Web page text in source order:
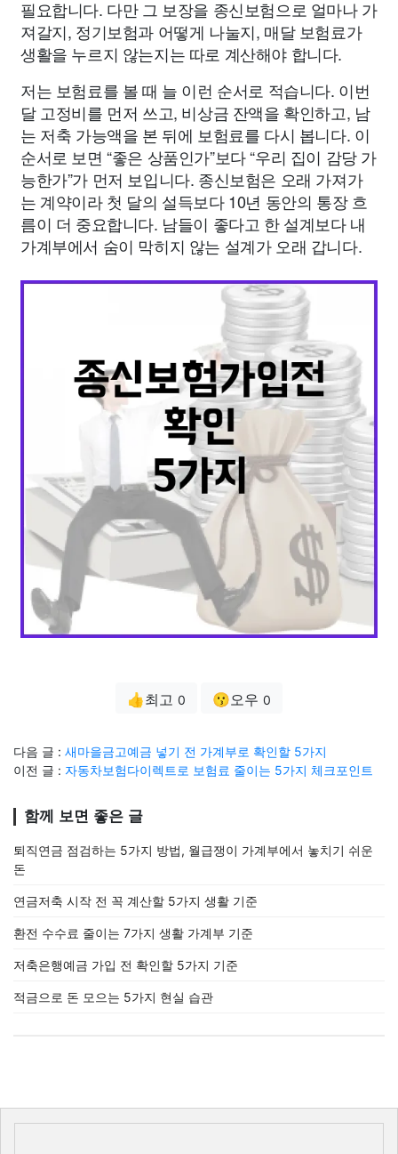
필요합니다. 다만 그 보장을 종신보험으로 얼마나 가
져갈지, 정기보험과 어떻게 나눌지, 매달 보험료가
생활을 누르지 않는지는 따로 계산해야 합니다.
저는 보험료를 볼 때 늘 이런 순서로 적습니다. 이번
달 고정비를 먼저 쓰고, 비상금 잔액을 확인하고, 남
는 저축 가능액을 본 뒤에 보험료를 다시 봅니다. 이
순서로 보면 “좋은 상품인가”보다 “우리 집이 감당 가
능한가”가 먼저 보입니다. 종신보험은 오래 가져가
는 계약이라 첫 달의 설득보다 10년 동안의 통장 흐
름이 더 중요합니다. 남들이 좋다고 한 설계보다 내
가계부에서 숨이 막히지 않는 설계가 오래 갑니다.
👍최고 0 😗오우 0
다음 글 : 새마을금고예금 넣기 전 가계부로 확인할 5가지
이전 글 : 자동차보험다이렉트로 보험료 줄이는 5가지 체크포인트
함께 보면 좋은 글
퇴직연금 점검하는 5가지 방법, 월급쟁이 가계부에서 놓치기 쉬운
돈
연금저축 시작 전 꼭 계산할 5가지 생활 기준
환전 수수료 줄이는 7가지 생활 가계부 기준
저축은행예금 가입 전 확인할 5가지 기준
적금으로 돈 모으는 5가지 현실 습관